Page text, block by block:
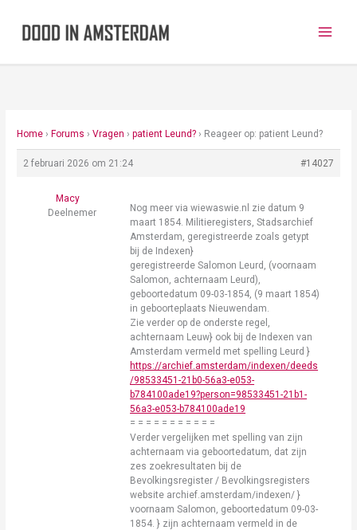
Home › Forums › Vragen › patient Leund? › Reageer op: patient Leund?
2 februari 2026 om 21:24 #14027
Macy
Deelnemer
Nog meer via wiewaswie.nl zie datum 9
maart 1854. Militieregisters, Stadsarchief
Amsterdam, geregistreerde zoals getypt
bij de Indexen}
geregistreerde Salomon Leurd, (voornaam
Salomon, achternaam Leurd),
geboortedatum 09-03-1854, (9 maart 1854)
in geboorteplaats Nieuwendam.
Zie verder op de onderste regel,
achternaam Leuw} ook bij de Indexen van
Amsterdam vermeld met spelling Leurd }
https://archief.amsterdam/indexen/deeds
/98533451-21b0-56a3-e053-
b784100ade19?person=98533451-21b1-
56a3-e053-b784100ade19
= = = = = = = = = = =
Verder vergelijken met spelling van zijn
achternaam via geboortedatum, dat zijn
zes zoekresultaten bij de
Bevolkingsregister / Bevolkingsregisters
website archief.amsterdam/indexen/ }
voornaam Salomon, geboortedatum 09-03-
1854. } zijn achternaam vermeld in de